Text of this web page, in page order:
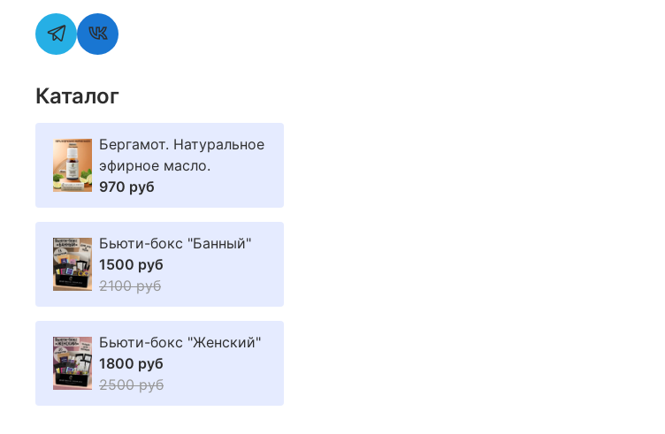
Каталог
Бергамот. Натуральное
эфирное масло.
970 руб
Бьюти-бокс "Банный"
1500 руб
2100 руб
Бьюти-бокс "Женский"
1800 руб
2500 руб